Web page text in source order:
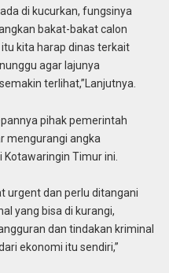
di kucurkan, fungsinya
bakat-bakat calon
kita harap dinas terkait
agar lajunya
terlihat,”Lanjutnya.
pihak pemerintah
mengurangi angka
Timur ini.
urgent dan perlu ditangani
yang bisa di kurangi,
dan tindakan kriminal
ekonomi itu sendiri,”